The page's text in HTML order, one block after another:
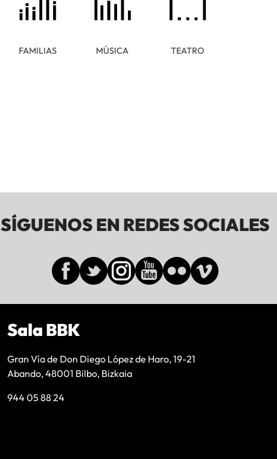
FAMILIAS MÚSICA TEATRO
SÍGUENOS EN REDES SOCIALES
Sala BBK
Gran Vía de Don Diego López de Haro, 19-21
Abando, 48001 Bilbo, Bizkaia
944 05 88 24